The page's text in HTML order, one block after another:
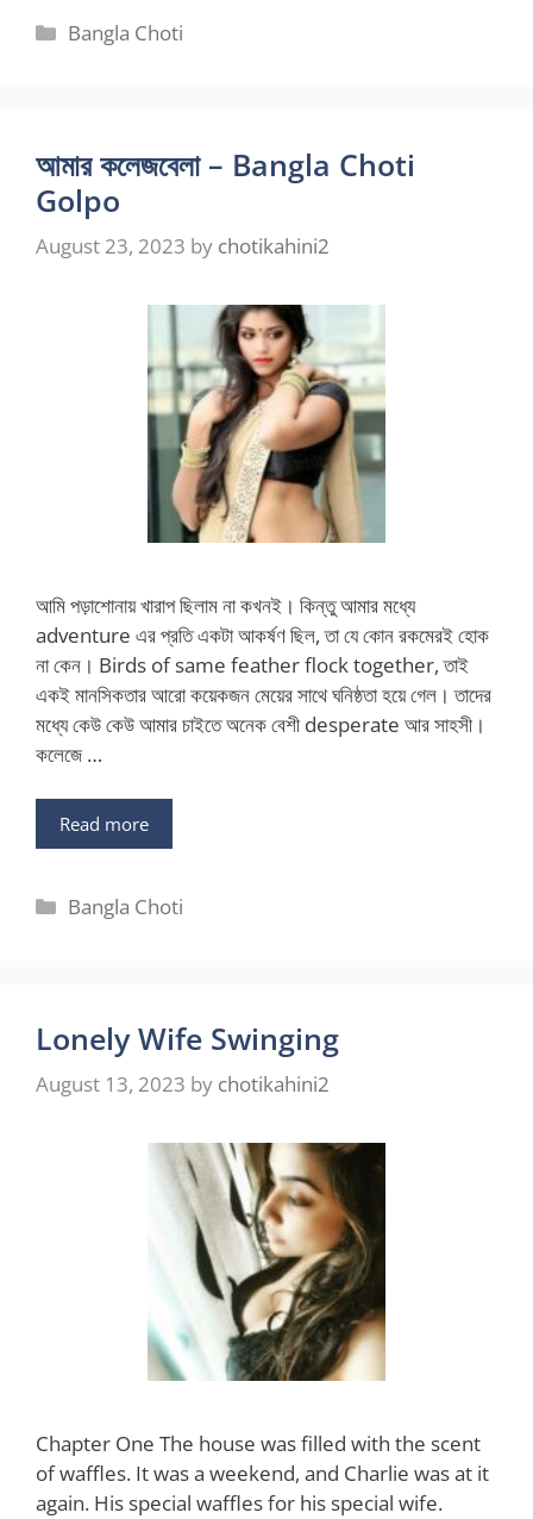
Categories
Bangla Choti
আমার কলেজবেলা – Bangla Choti
Golpo
August 23, 2023 by chotikahini2
আমি পড়াশোনায় খারাপ ছিলাম না কখনই। কিন্তু আমার মধ্যে
adventure এর প্রতি একটা আকর্ষণ ছিল, তা যে কোন রকমেরই হোক
না কেন। Birds of same feather flock together, তাই
একই মানসিকতার আরো কয়েকজন মেয়ের সাথে ঘনিষ্ঠতা হয়ে গেল। তাদের
মধ্যে কেউ কেউ আমার চাইতে অনেক বেশী desperate আর সাহসী।
কলেজে …
Read more
Categories
Bangla Choti
Lonely Wife Swinging
August 13, 2023 by chotikahini2
Chapter One The house was filled with the scent
of waffles. It was a weekend, and Charlie was at it
again. His special waffles for his special wife.